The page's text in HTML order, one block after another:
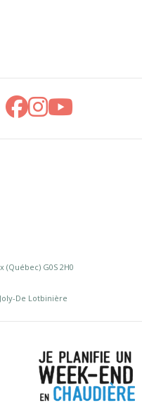
G0S 2H0
De Lotbinière